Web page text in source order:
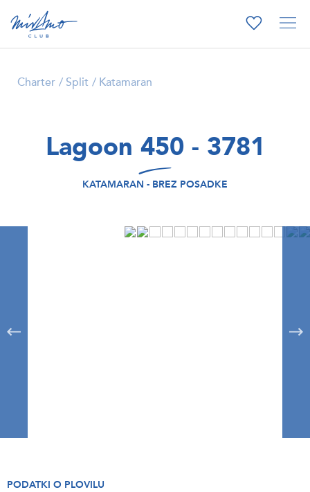
Charter Split Katamaran
Lagoon 450 - 3781
KATAMARAN - BREZ POSADKE
PODATKI O PLOVILU